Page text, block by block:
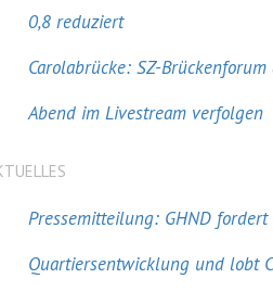
0,8 reduziert
Carolabrücke: SZ-
Abend im Livestream verfolgen
Pressemitteilung: GHND
Quartiersentwicklung und lobt